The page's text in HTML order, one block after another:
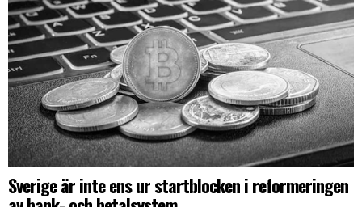
Sverige är inte ens ur startblocken i reformeringen